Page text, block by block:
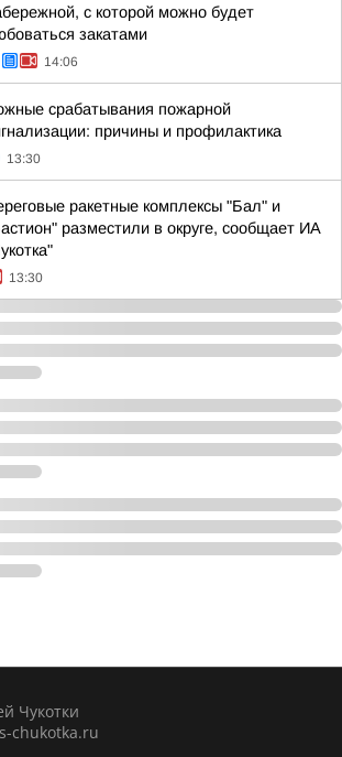
с которой можно будет
закатами
14:06
срабатывания пожарной
причины и профилактика
13:30
ракетные комплексы "Бал" и
разместили в округе, сообщает ИА
13:30
Чукотки
chukotka.ru